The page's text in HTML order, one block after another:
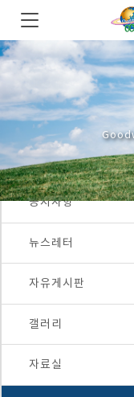
공지사항
뉴스레터
자유게시판
갤러리
자료실